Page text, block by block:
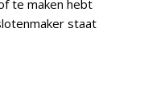
te maken hebt
staat